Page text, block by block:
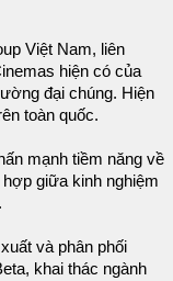
Việt Nam, liên
hiện có của
đại chúng. Hiện
toàn quốc.
mạnh tiềm năng về
hợp giữa kinh nghiệm
và phân phối
khai thác ngành